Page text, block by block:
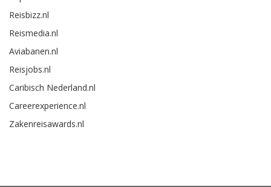
Reisbizz.nl
Reismedia.nl
Aviabanen.nl
Reisjobs.nl
Caribisch Nederland.nl
Careerexperience.nl
Zakenreisawards.nl